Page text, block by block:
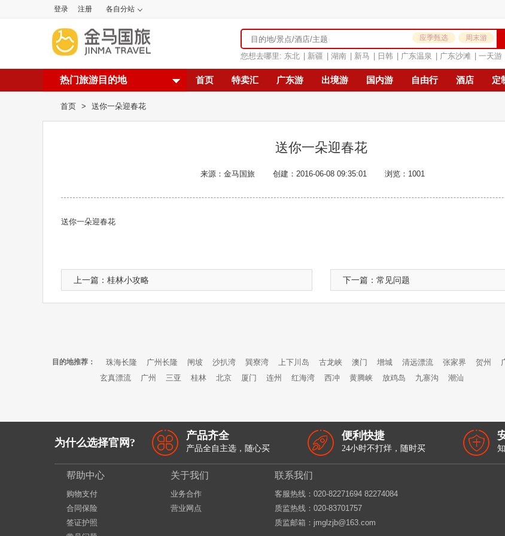
登录 注册 各自分站
应季甄选 周末游
您想去哪里: 东北 新疆 湖南 新马 日韩 广东温泉 广东沙滩 一天游
热门旅游目的地 首页 特卖汇 广东游 出境游 国内游 自由行 酒店 定
首页 > 送你一朵迎春花
送你一朵迎春花
来源：金马国旅 创建：2016-06-08 09:35:01 浏览：1001
送你一朵迎春花
上一篇： 桂林小攻略 下一篇： 常见问题
目的地推荐： 珠海长隆 广州长隆 闸坡 沙扒湾 巽寮湾 上下川岛 古龙峡 澳门 增城 清远漂流 张家界 贺州
玄真漂流
广州 三亚 桂林 北京 厦门 连州 红海湾 西冲 黄腾峡 放鸡岛 九寨沟 潮汕
为什么选择官网?
产品齐全
产品全自主选，随心买
便利快捷
24小时不打烊，随时买
帮助中心
购物支付
合同保险
签证护照
关于我们
业务合作
营业网点
联系我们
客服热线：‭020-82271694 82274084
质监热线：020-83701757
质监邮箱：jmglzjb@163.com